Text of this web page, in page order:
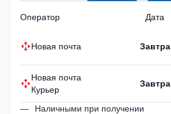
Оператор Дата
Новая почта Завтра
Новая почта
Курьер
Завтра
Наличными при получении